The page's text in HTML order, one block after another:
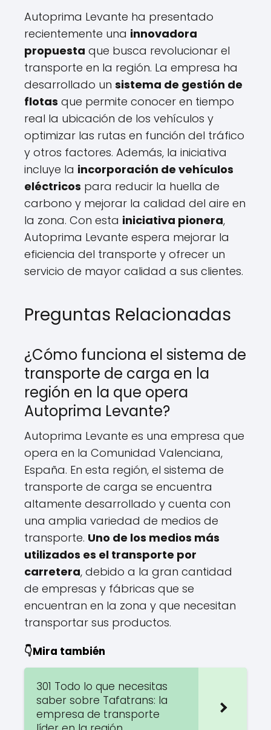
Autoprima Levante ha presentado
recientemente una innovadora
propuesta que busca revolucionar el
transporte en la región. La empresa ha
desarrollado un sistema de gestión de
flotas que permite conocer en tiempo
real la ubicación de los vehículos y
optimizar las rutas en función del tráfico
y otros factores. Además, la iniciativa
incluye la incorporación de vehículos
eléctricos para reducir la huella de
carbono y mejorar la calidad del aire en
la zona. Con esta iniciativa pionera,
Autoprima Levante espera mejorar la
eficiencia del transporte y ofrecer un
servicio de mayor calidad a sus clientes.
Preguntas Relacionadas
¿Cómo funciona el sistema de
transporte de carga en la
región en la que opera
Autoprima Levante?
Autoprima Levante es una empresa que
opera en la Comunidad Valenciana,
España. En esta región, el sistema de
transporte de carga se encuentra
altamente desarrollado y cuenta con
una amplia variedad de medios de
transporte. Uno de los medios más
utilizados es el transporte por
carretera, debido a la gran cantidad
de empresas y fábricas que se
encuentran en la zona y que necesitan
transportar sus productos.
👇Mira también
301 Todo lo que necesitas
saber sobre Tafatrans: la
empresa de transporte